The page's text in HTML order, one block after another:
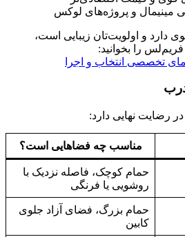
مینیمال و پروژه‌های لوکس
دارد و اولویت‌تان زیبایی است،
را بخوانید:
تخصصی انتخاب و اجرا
در رضایت نهایی دارد:
مناسب چه فضاهایی است؟
حمام کوچک، فاصله نزدیک با
روشویی یا فرنگی
حمام بزرگ، فضای آزاد جلوی
کابین